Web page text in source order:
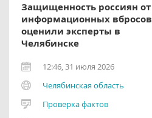
Защищенность россиян от
информационных вбросов
оценили эксперты в
Челябинске
12:46, 31 июля 2026
Челябинская область
Проверка фактов